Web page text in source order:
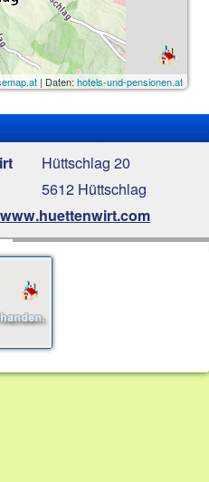
| Daten: hotels-und-pensionen.at
Hüttschlag 20
5612 Hüttschlag
www.huettenwirt.com